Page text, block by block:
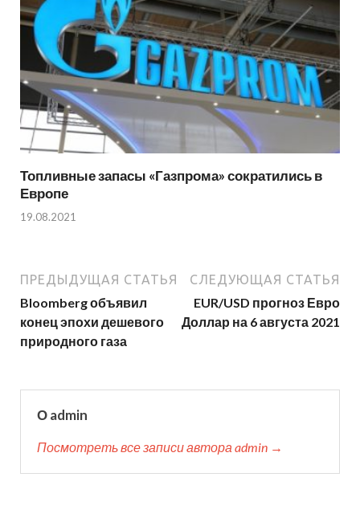
Топливные запасы «Газпрома» сократились в
Европе
19.08.2021
ПРЕДЫДУЩАЯ СТАТЬЯ
Bloomberg объявил
конец эпохи дешевого
природного газа
СЛЕДУЮЩАЯ СТАТЬЯ
EUR/USD прогноз Евро
Доллар на 6 августа 2021
О admin
Посмотреть все записи автора admin →